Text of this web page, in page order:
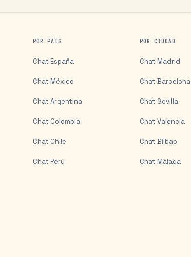
POR PAÍS
Chat España
Chat México
Chat Argentina
Chat Colombia
Chat Chile
Chat Perú
POR CIUDAD
Chat Madrid
Chat Barcelona
Chat Sevilla
Chat Valencia
Chat Bilbao
Chat Málaga